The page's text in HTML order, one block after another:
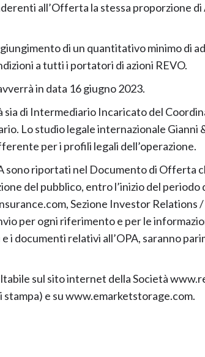
all’Offerta la stessa proporzione
di un quantitativo minimo di
a tutti i portatori di azioni REVO.
in data 16 giugno 2023.
sia di Intermediario Incaricato del
Lo studio legale internazionale Gianni
per i profili legali dell’operazione.
sono riportati nel Documento di Offerta
del pubblico, entro l’inizio del
Sezione Investor Relations
per ogni riferimento e per le
i documenti relativi all’OPA, saranno
sul sito internet della Società
e su www.emarketstorage.com.